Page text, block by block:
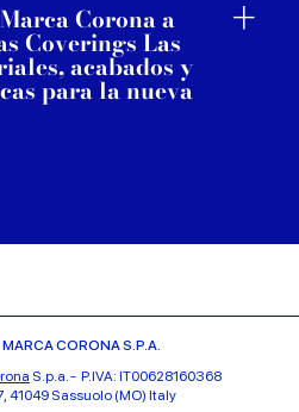
Corona a
Coverings Las
acabados y
para la nueva
CORONA S.P.A.
S.p.a. - P.IVA: IT00628160368
41049 Sassuolo (MO) Italy